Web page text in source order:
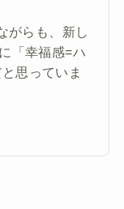
がらも、新し
「幸福感=ハ
思っていま